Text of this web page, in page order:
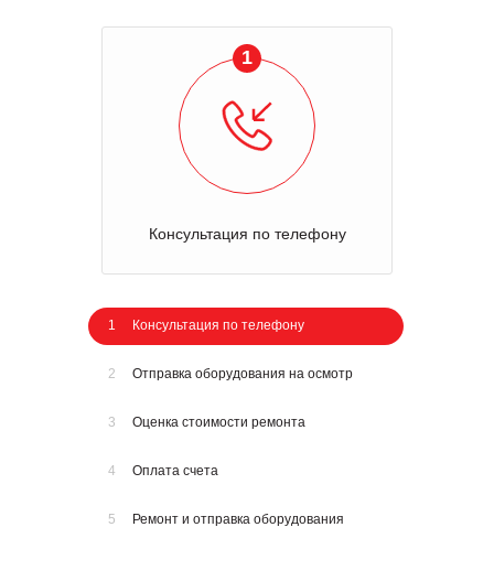
1
Консультация по телефону
1 Консультация по телефону
2 Отправка оборудования на осмотр
3 Оценка стоимости ремонта
4 Оплата счета
5 Ремонт и отправка оборудования